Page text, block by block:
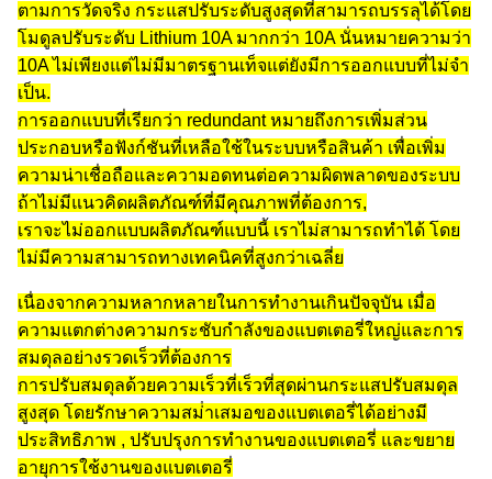
ตามการวัดจริง กระแสปรับระดับสูงสุดที่สามารถบรรลุได้โดย
โมดูลปรับระดับ Lithium 10A มากกว่า 10A นั่นหมายความว่า
10A ไม่เพียงแต่ไม่มีมาตรฐานเท็จแต่ยังมีการออกแบบที่ไม่จํา
เป็น.
การออกแบบที่เรียกว่า redundant หมายถึงการเพิ่มส่วน
ประกอบหรือฟังก์ชันที่เหลือใช้ในระบบหรือสินค้า เพื่อเพิ่ม
ความน่าเชื่อถือและความอดทนต่อความผิดพลาดของระบบ
ถ้าไม่มีแนวคิดผลิตภัณฑ์ที่มีคุณภาพที่ต้องการ,
เราจะไม่ออกแบบผลิตภัณฑ์แบบนี้ เราไม่สามารถทําได้ โดย
ไม่มีความสามารถทางเทคนิคที่สูงกว่าเฉลี่ย
เนื่องจากความหลากหลายในการทํางานเกินปัจจุบัน เมื่อ
ความแตกต่างความกระชับกําลังของแบตเตอรี่ใหญ่และการ
สมดุลอย่างรวดเร็วที่ต้องการ
การปรับสมดุลด้วยความเร็วที่เร็วที่สุดผ่านกระแสปรับสมดุล
สูงสุด โดยรักษาความสม่ําเสมอของแบตเตอรี่ได้อย่างมี
ประสิทธิภาพ , ปรับปรุงการทํางานของแบตเตอรี่ และขยาย
อายุการใช้งานของแบตเตอรี่